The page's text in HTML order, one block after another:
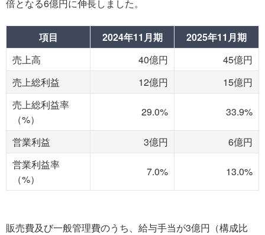
倍となる6億円に伸長しました。
項目 2024年11月期
2025年11月期
売上高
40億円
45億円
売上総利益
12億円
15億円
売上総利益率
（%）
29.0% 33.9%
営業利益 3億円
6億円
営業利益率
（%）
7.0% 13.0%
販売費及び一般管理費のうち、給与手当が3億円（構成比